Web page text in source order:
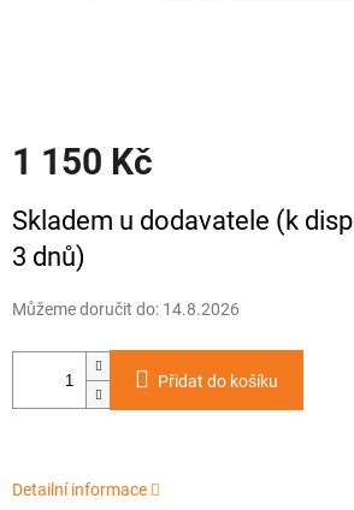
1 150 Kč
cena:
Skladem u dodavatele (k
3 dnů)
Můžeme doručit do: 14.8.2026
Přidat do košíku
Detailní informace